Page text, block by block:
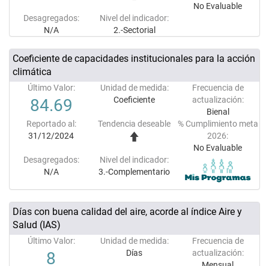
No Evaluable
Desagregados:
N/A
Nivel del indicador:
2.-Sectorial
Coeficiente de capacidades institucionales para la acción
climática
Último Valor:
84.69
Unidad de medida:
Coeficiente
Frecuencia de
actualización:
Bienal
Reportado al:
31/12/2024
Tendencia deseable
% Cumplimiento meta
2026:
No Evaluable
Desagregados:
N/A
Nivel del indicador:
3.-Complementario
Días con buena calidad del aire, acorde al índice Aire y
Salud (IAS)
Último Valor:
8
Unidad de medida:
Días
Frecuencia de
actualización: